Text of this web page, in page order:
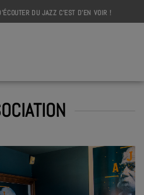
DU JAZZ C'EST D'EN VOIR !